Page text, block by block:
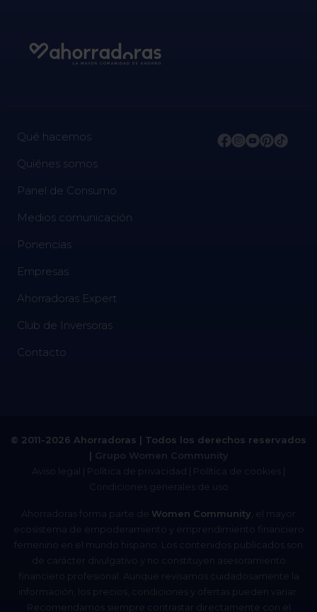
Qué hacemos
Quiénes somos
Panel de Consumo
Medios comunicación
Ponencias
Empresas
Ahorradoras Expert
Club de Inversoras
Contacto
© 2011-2026 Ahorradoras | Todos los derechos reservados
| Grupo Women Community
Aviso legal
Política de privacidad Política de cookies
Condiciones generales de uso
Ahorradoras forma parte de Women Community , el mayor
ecosistema de empoderamiento y emprendimiento financiero
femenino en el mundo hispano. Los contenidos publicados son
de carácter divulgativo y no constituyen asesoramiento
financiero profesional. Aunque revisamos cuidadosamente la
información, los precios, condiciones y ofertas pueden variar.
Recomendamos siempre contrastar directamente con el